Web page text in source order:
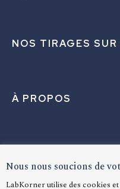
NOS TIRAGES SUR
À PROPOS
Nous nous soucions de
LabKorner utilise des cookies